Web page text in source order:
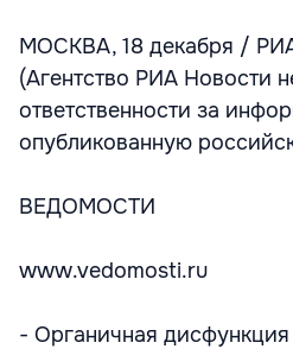
МОСКВА, 18 декабря /
(Агентство РИА Новости
ответственности за
опубликованную
ВЕДОМОСТИ
www.vedomosti.ru
- Органичная